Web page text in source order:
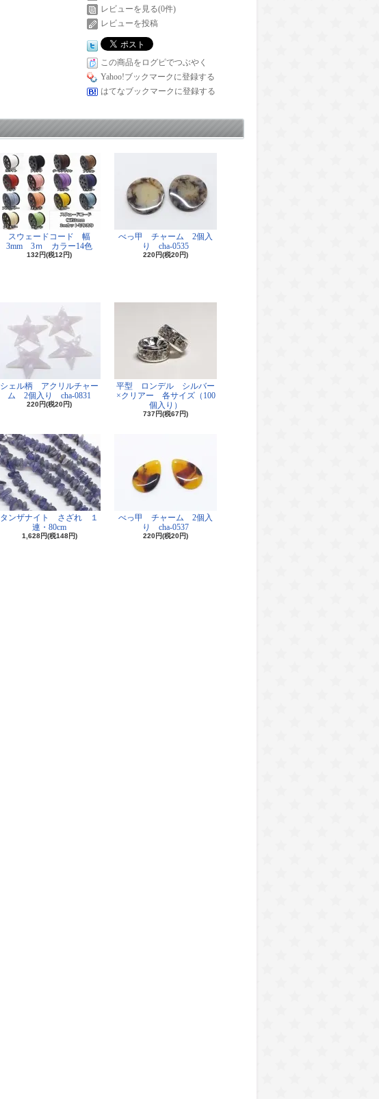
レビューを見る(0件)
レビューを投稿
この商品をログピでつぶやく
Yahoo!ブックマークに登録する
はてなブックマークに登録する
スウェードコード 幅
3mm 3ｍ カラー14色
132円(税12円)
べっ甲 チャーム 2個入
り cha-0535
220円(税20円)
シェル柄 アクリルチャー
ム 2個入り cha-0831
220円(税20円)
平型 ロンデル シルバー
×クリアー 各サイズ（100
個入り）
737円(税67円)
タンザナイト さざれ １
連・80cm
1,628円(税148円)
べっ甲 チャーム 2個入
り cha-0537
220円(税20円)